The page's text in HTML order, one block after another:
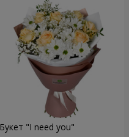
Букет "I need you"